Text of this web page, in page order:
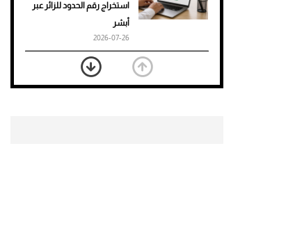
استخراج رقم الحدود للزائر عبر
أبشر
2026-07-26
بعد 7 أشهر من تعرضه لحادث
مروع.. جوشوا يفوز على برينغا